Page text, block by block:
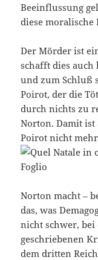
Beeinflussung
diese
Der Mörder ist
schafft dies auch
und zum Schluß
Poirot, der die
durch nichts zu
Norton. Damit
Poirot nicht
Norton macht –
das, was
nicht schwer, bei
geschriebenen
dem dritten